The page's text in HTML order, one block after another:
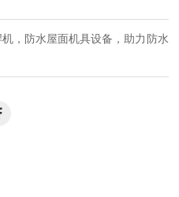
，防水屋面机具设备，助力防水